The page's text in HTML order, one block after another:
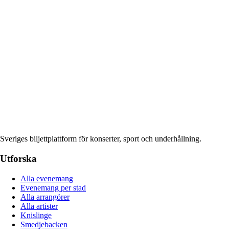
Sveriges biljettplattform för konserter, sport och underhållning.
Utforska
Alla evenemang
Evenemang per stad
Alla arrangörer
Alla artister
Knislinge
Smedjebacken